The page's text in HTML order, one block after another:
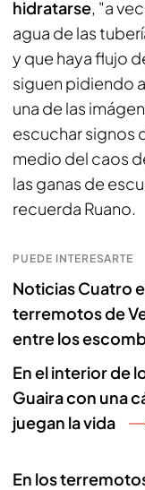
hidratarse, "a
agua de las
y que haya flujo
siguen pidiendo
una de las
escuchar signos
medio del caos
las ganas de
recuerda Ruano.
PUEDE INTERESARTE
Noticias Cuatro
terremotos de
entre los
En el interior de
Guaira con una
juegan la vida
En los